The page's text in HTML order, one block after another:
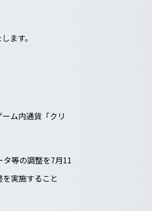
ます。
ム内通貨「クリ
等の調整を7月11
実施すること